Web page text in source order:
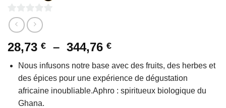
0
sur
5
28,73 € – 344,76 €Plage
prix :
28,73 €
à
Nous infusons notre base avec des fruits, des herbes et
des épices pour une expérience de dégustation
africaine inoubliable.Aphro : spiritueux biologique du
Ghana.